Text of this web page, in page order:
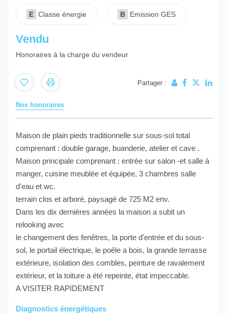
E Classe énergie B Emission GES
Vendu
Honoraires à la charge du vendeur
Partager :
Nos honoraires
Maison de plain pieds traditionnelle sur sous-sol total
comprenant : double garage, buanderie, atelier et cave .
Maison principale comprenant : entrée sur salon -et salle à
manger, cuisine meublée et équipée, 3 chambres salle
d'eau et wc.
terrain clos et arboré, paysagé de 725 M2 env.
Dans les dix dernières années la maison a subit un
relooking avec
le changement des fenêtres, la porte d'entrée et du sous-
sol, le portail électrique, le poêle a bois, la grande terrasse
extérieure, isolation des combles, peinture de ravalement
extérieur, et la toiture a été repeinte, état impeccable.
A VISITER RAPIDEMENT
Diagnostics énergétiques